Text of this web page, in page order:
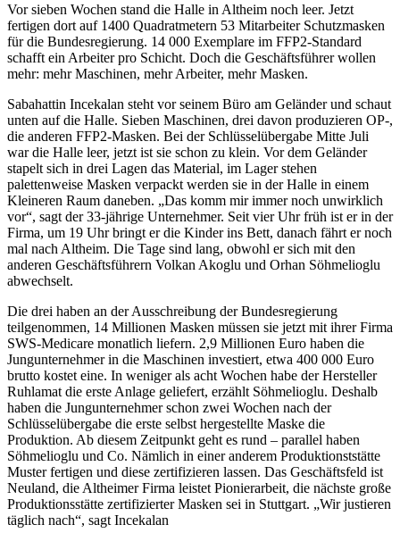
Vor sieben Wochen stand die Halle in Altheim noch leer. Jetzt
fertigen dort auf 1400 Quadratmetern 53 Mitarbeiter Schutzmasken
für die Bundesregierung. 14 000 Exemplare im FFP2-Standard
schafft ein Arbeiter pro Schicht. Doch die Geschäftsführer wollen
mehr: mehr Maschinen, mehr Arbeiter, mehr Masken.
Sabahattin Incekalan steht vor seinem Büro am Geländer und schaut
unten auf die Halle. Sieben Maschinen, drei davon produzieren OP-,
die anderen FFP2-Masken. Bei der Schlüsselübergabe Mitte Juli
war die Halle leer, jetzt ist sie schon zu klein. Vor dem Geländer
stapelt sich in drei Lagen das Material, im Lager stehen
palettenweise Masken verpackt werden sie in der Halle in einem
Kleineren Raum daneben. „Das komm mir immer noch unwirklich
vor“, sagt der 33-jährige Unternehmer. Seit vier Uhr früh ist er in der
Firma, um 19 Uhr bringt er die Kinder ins Bett, danach fährt er noch
mal nach Altheim. Die Tage sind lang, obwohl er sich mit den
anderen Geschäftsführern Volkan Akoglu und Orhan Söhmelioglu
abwechselt.
Die drei haben an der Ausschreibung der Bundesregierung
teilgenommen, 14 Millionen Masken müssen sie jetzt mit ihrer Firma
SWS-Medicare monatlich liefern. 2,9 Millionen Euro haben die
Jungunternehmer in die Maschinen investiert, etwa 400 000 Euro
brutto kostet eine. In weniger als acht Wochen habe der Hersteller
Ruhlamat die erste Anlage geliefert, erzählt Söhmelioglu. Deshalb
haben die Jungunternehmer schon zwei Wochen nach der
Schlüsselübergabe die erste selbst hergestellte Maske die
Produktion. Ab diesem Zeitpunkt geht es rund – parallel haben
Söhmelioglu und Co. Nämlich in einer anderem Produktionststätte
Muster fertigen und diese zertifizieren lassen. Das Geschäftsfeld ist
Neuland, die Altheimer Firma leistet Pionierarbeit, die nächste große
Produktionsstätte zertifizierter Masken sei in Stuttgart. „Wir justieren
täglich nach“, sagt Incekalan